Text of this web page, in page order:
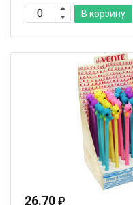
В корзину
26.70 ₽